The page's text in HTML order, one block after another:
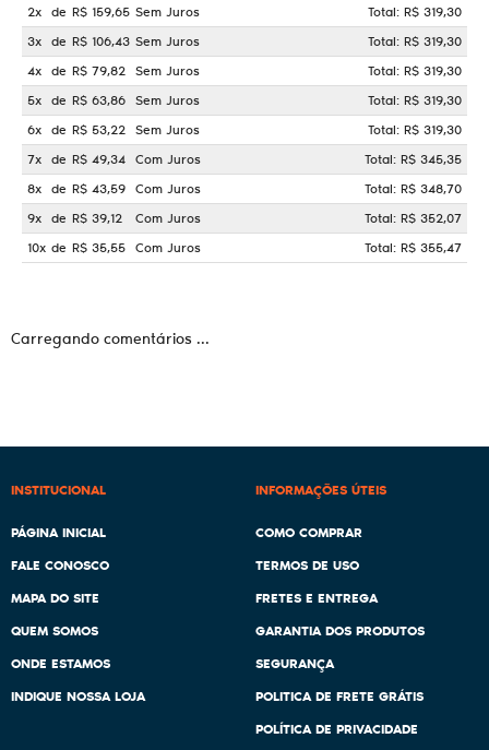
2x de R$ 159,65 Sem Juros
Total: R$ 319,30
3x de R$ 106,43 Sem Juros
Total: R$ 319,30
4x de R$ 79,82 Sem Juros
Total: R$ 319,30
5x de R$ 63,86 Sem Juros
Total: R$ 319,30
6x de R$ 53,22 Sem Juros
Total: R$ 319,30
7x de R$ 49,34 Com Juros
Total: R$ 345,35
8x de R$ 43,59 Com Juros
Total: R$ 348,70
9x de R$ 39,12 Com Juros
Total: R$ 352,07
10x de R$ 35,55 Com Juros Total: R$ 355,47
Carregando comentários ...
INSTITUCIONAL
PÁGINA INICIAL
FALE CONOSCO
MAPA DO SITE
QUEM SOMOS
ONDE ESTAMOS
INDIQUE NOSSA LOJA
INFORMAÇÕES ÚTEIS
COMO COMPRAR
TERMOS DE USO
FRETES E ENTREGA
GARANTIA DOS PRODUTOS
SEGURANÇA
POLITICA DE FRETE GRÁTIS
POLÍTICA DE PRIVACIDADE